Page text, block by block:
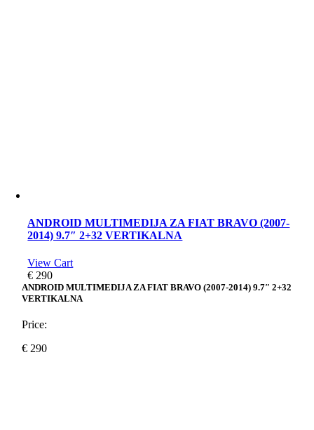
ANDROID MULTIMEDIJA ZA FIAT BRAVO (2007-
2014) 9.7″ 2+32 VERTIKALNA
View Cart
€ 290
ANDROID MULTIMEDIJA ZA FIAT BRAVO (2007-2014) 9.7″ 2+32
VERTIKALNA
Price:
€ 290